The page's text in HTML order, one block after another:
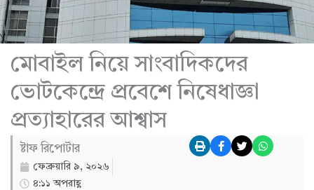
মোবাইল নিয়ে সাংবাদিকদের
ভোটকেন্দ্রে প্রবেশে নিষেধাজ্ঞা
প্রত্যাহারের আশ্বাস
ষ্টাফ রিপোর্টার
ফেব্রুয়ারি ৯, ২০২৬
৪:১১ অপরাহ্ণ